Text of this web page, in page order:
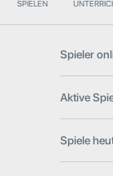
SPIELEN
Spieler
Aktive
Spiele